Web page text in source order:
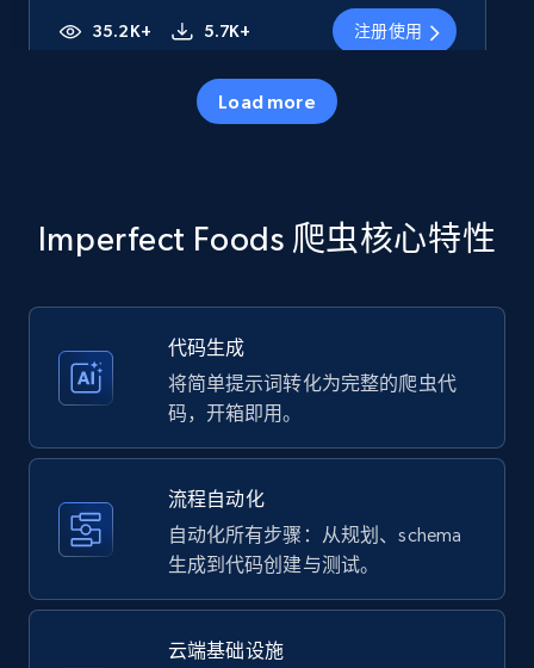
35.2K+ 5.7K+ 注册使用
price, Currency, Availability, Reviews count, and
Amazon products - Collects products by
Title, Seller name, Brand, Description, Initial
price, Currency, Availability, Reviews count, and
Load more
Imperfect Foods 爬虫核心特性
代码生成
将简单提示词转化为完整的爬虫代
码，开箱即用。
流程自动化
自动化所有步骤：从规划、schema
生成到代码创建与测试。
云端基础设施